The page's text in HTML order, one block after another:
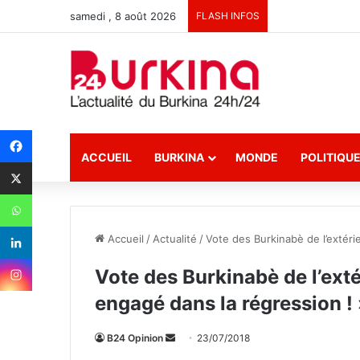
samedi , 8 août 2026 FLASH INFOS
ACCUEIL BURKINA MONDE POLITIQUE
Accueil / Actualité /Vote des Burkinabè de
Vote des Burkinabè de
engagé dans la régression !
B24 Opinion 23/07/2018